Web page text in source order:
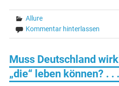
Allure
Kommentar hinterlassen
Muss Deutschland
„die“ leben können? . . .